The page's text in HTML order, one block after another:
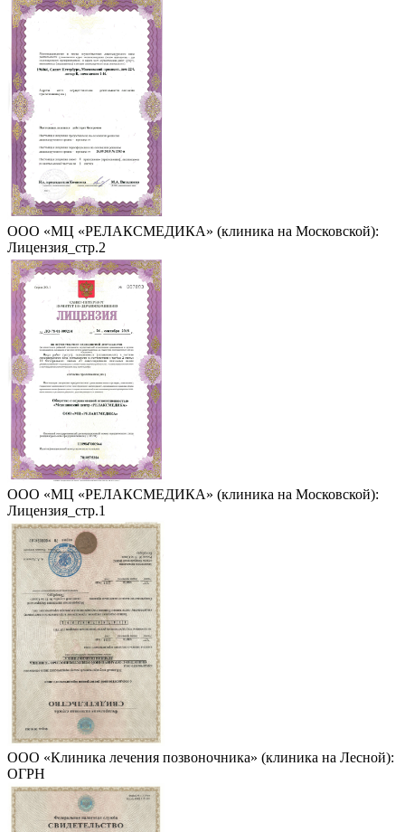
ООО «МЦ «РЕЛАКСМЕДИКА» (клиника на Московской):
Лицензия_стр.2
ООО «МЦ «РЕЛАКСМЕДИКА» (клиника на Московской):
Лицензия_стр.1
ООО «Клиника лечения позвоночника» (клиника на Лесной):
ОГРН